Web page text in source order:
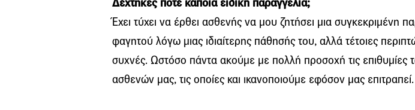
Δέχτηκες ποτέ κάποια ειδική παραγγελία;
Έχει τύχει να έρθει ασθενής να μου ζητήσει μια συγκεκριμένη
φαγητού λόγω μιας ιδιαίτερης πάθησής του, αλλά τέτοιες
συχνές. Ωστόσο πάντα ακούμε με πολλή προσοχή τις επιθυμίες
ασθενών μας, τις οποίες και ικανοποιούμε εφόσον μας επιτραπεί.